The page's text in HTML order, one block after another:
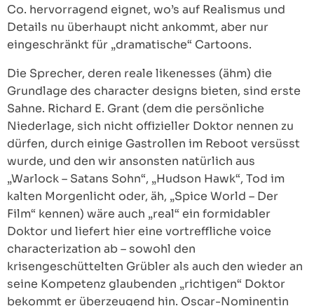
Co. hervorragend eignet, wo’s auf Realismus und
Details nu überhaupt nicht ankommt, aber nur
eingeschränkt für „dramatische“ Cartoons.
Die Sprecher, deren reale likenesses (ähm) die
Grundlage des character designs bieten, sind erste
Sahne. Richard E. Grant (dem die persönliche
Niederlage, sich nicht offizieller Doktor nennen zu
dürfen, durch einige Gastrollen im Reboot versüsst
wurde, und den wir ansonsten natürlich aus
„Warlock – Satans Sohn“, „Hudson Hawk“, Tod im
kalten Morgenlicht oder, äh, „Spice World – Der
Film“ kennen) wäre auch „real“ ein formidabler
Doktor und liefert hier eine vortreffliche voice
characterization ab – sowohl den
krisengeschüttelten Grübler als auch den wieder an
seine Kompetenz glaubenden „richtigen“ Doktor
bekommt er überzeugend hin. Oscar-Nominentin